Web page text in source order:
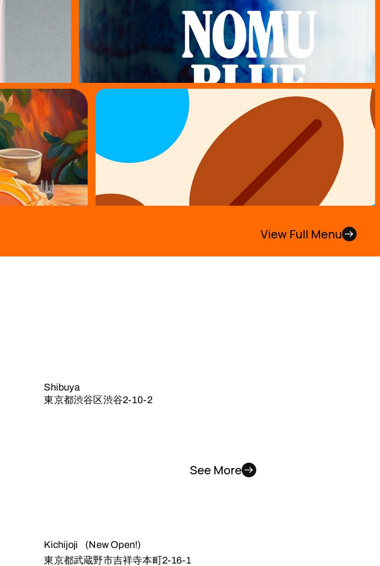
View Full Menu
Shibuya
東京都渋谷区渋谷2-10-2
See More
Kichijoji
(New Open!)
東京都武蔵野市吉祥寺本町2-16-1